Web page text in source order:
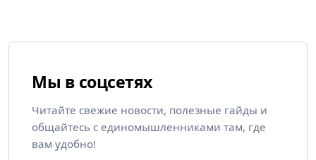
Мы в соцсетях
Читайте свежие новости, полезные гайды и
общайтесь с единомышленниками там, где
вам удобно!